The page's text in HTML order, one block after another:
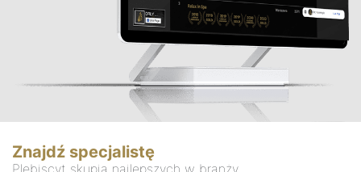
Znajdź specjalistę